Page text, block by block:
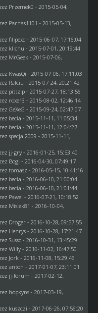
Przemek0 - 2015-05-04,
Parnas1101 - 2015-05-13,
filipexc- 2015-06-07, 17:16:04
klichu - 2015-07-01, 20:19:44
MrGeek- 2015-07-06,
KwasQi - 2015-07-06, 17:11:03
Rafciu - 2015-07-24, 20:21:42
pittzip- 2015-07-27, 18:13:56
roxer3 - 2015-08-02, 12:46:14
GeXeG - 2015-09-24, 02:47:07
becia - 2015-11-11, 11:05:34
becia - 2015-11-11, 12:04:27
specjal2009 - 2015-11-11,
jj-gry- 2016-01-25, 15:53:40
Bogi - 2016-04-30, 07:49:17
tomasz - 2016-05-15, 10:41:16
becia - 2016-06-10, 21:00:04
becia - 2016-06-10, 21:01:44
Pawel - 2016-07-21, 10:18:52
Misiek81 - 2016-10-04,
Droger- 2016-10-28, 09:57:55
Henrys- 2016-10-28, 17:21:47
Sussc- 2016-10-31, 13:45:29
Willy- 2016-11-02, 16:47:50
Jork- 2016-11-08, 15:29:46
anton - 2017-01-07, 23:11:01
jj-forum - 2017-02-12,
hopkyns- 2017-03-19,
kuszczi - 2017-06-26, 07:56:20